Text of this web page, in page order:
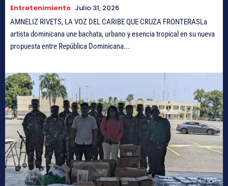
Entretenimiento Julio 31, 2026
AMNELIZ RIVETS, LA VOZ DEL CARIBE QUE CRUZA FRONTERASLa
artista dominicana une bachata, urbano y esencia tropical en su nueva
propuesta entre República Dominicana...